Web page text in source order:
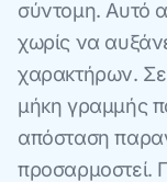
σύντομη. Αυτό
χωρίς να
χαρακτήρων. Σε
μήκη γραμμής
απόσταση
προσαρμοστεί.